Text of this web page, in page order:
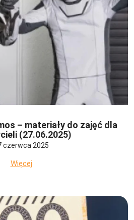
– materiały do zajęć dla
(27.06.2025)
czerwca 2025
Więcej